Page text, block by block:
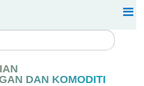
DAN KOMODITI